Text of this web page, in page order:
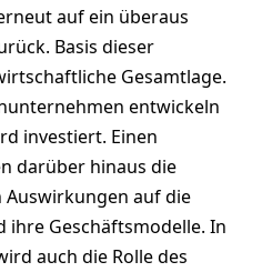
auf ein überaus
Basis dieser
Gesamtlage.
entwickeln
investiert. Einen
darüber hinaus die
auf die
Geschäftsmodelle. In
auch die Rolle des